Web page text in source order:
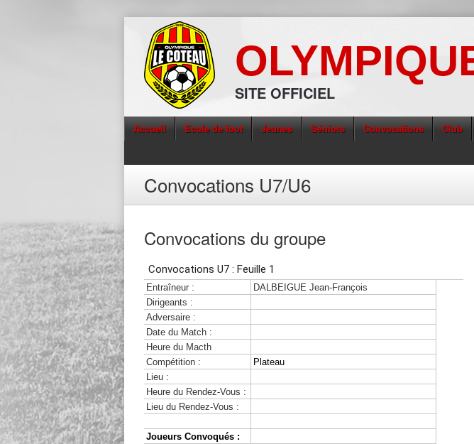
SITE OFFICIEL
Accueil Ecole de foot Jeunes Séniors Convocations Club
Convocations U7/U6
Convocations du groupe